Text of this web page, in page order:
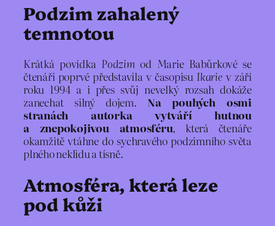
Podzim zahalený
temnotou
Krátká povídka Podzim od Marie Babůrkové se
čtenáři poprvé představila v časopisu Ikarie v září
roku 1994 a i přes svůj nevelký rozsah dokáže
zanechat silný dojem. Na pouhých osmi
stranách autorka vytváří hutnou
a znepokojivou atmosféru, která čtenáře
okamžitě vtáhne do sychravého podzimního světa
plného neklidu a tísně.
Atmosféra, která leze
pod kůži